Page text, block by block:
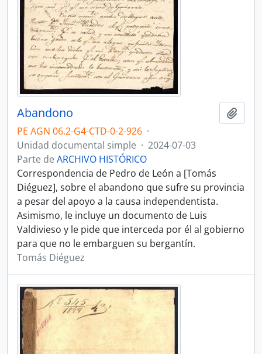
Abandono
PE AGN 06.2-G4-CTD-0-2-926 ·
Unidad documental simple · 2024-07-03
Parte de ARCHIVO HISTÓRICO
Correspondencia de Pedro de León a [Tomás
Diéguez], sobre el abandono que sufre su provincia
a pesar del apoyo a la causa independentista.
Asimismo, le incluye un documento de Luis
Valdivieso y le pide que interceda por él al gobierno
para que no le embarguen su bergantín.
Tomás Diéguez